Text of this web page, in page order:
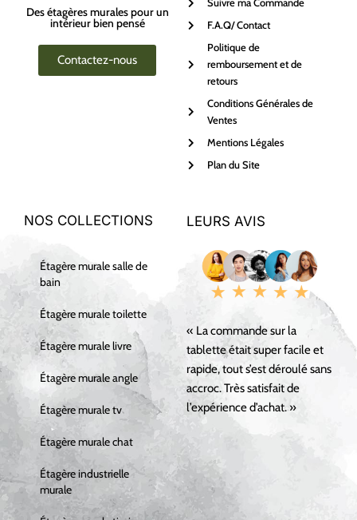
Des étagères murales pour un
intérieur bien pensé
Contactez-nous
Suivre ma Commande
F.A.Q/ Contact
Politique de
remboursement et de
retours
Conditions Générales de
Ventes
Mentions Légales
Plan du Site
NOS COLLECTIONS
Étagère murale salle de
bain
Étagère murale toilette
Étagère murale livre
Étagère murale angle
Étagère murale tv
Étagère murale chat
Étagère industrielle
murale
LEURS AVIS
« La commande sur la
tablette était super facile et
rapide, tout s’est déroulé sans
accroc. Très satisfait de
l’expérience d’achat. »